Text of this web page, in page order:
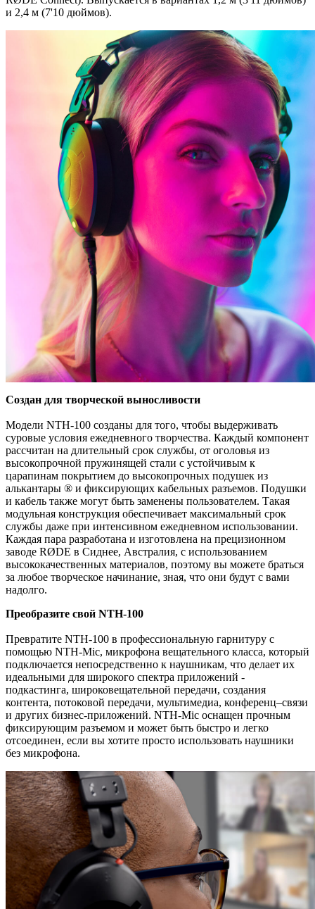
и 2,4 м (7'10 дюймов).
Создан для творческой выносливости
Модели NTH-100 созданы для того, чтобы выдерживать
суровые условия ежедневного творчества. Каждый компонент
рассчитан на длительный срок службы, от оголовья из
высокопрочной пружинящей стали с устойчивым к
царапинам покрытием до высокопрочных подушек из
алькантары ® и фиксирующих кабельных разъемов. Подушки
и кабель также могут быть заменены пользователем. Такая
модульная конструкция обеспечивает максимальный срок
службы даже при интенсивном ежедневном использовании.
Каждая пара разработана и изготовлена на прецизионном
заводе RØDE в Сиднее, Австралия, с использованием
высококачественных материалов, поэтому вы можете браться
за любое творческое начинание, зная, что они будут с вами
надолго.
Преобразите свой NTH-100
Превратите NTH-100 в профессиональную гарнитуру с
помощью NTH-Mic, микрофона вещательного класса, который
подключается непосредственно к наушникам, что делает их
идеальными для широкого спектра приложений -
подкастинга, широковещательной передачи, создания
контента, потоковой передачи, мультимедиа, конференц–связи
и других бизнес-приложений. NTH-Mic оснащен прочным
фиксирующим разъемом и может быть быстро и легко
отсоединен, если вы хотите просто использовать наушники
без микрофона.